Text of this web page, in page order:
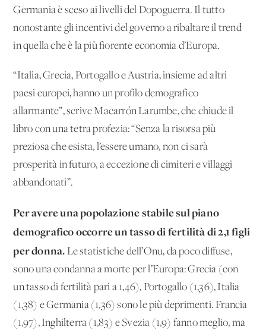
Germania è sceso ai livelli del Dopoguerra. Il tutto
nonostante gli incentivi del governo a ribaltare il trend
in quella che è la più fiorente economia d’Europa.
“Italia, Grecia, Portogallo e Austria, insieme ad altri
paesi europei, hanno un profilo demografico
allarmante”, scrive Macarrón Larumbe, che chiude il
libro con una tetra profezia: “Senza la risorsa più
preziosa che esista, l’essere umano, non ci sarà
prosperità in futuro, a eccezione di cimiteri e villaggi
abbandonati”.
Per avere una popolazione stabile sul piano
demografico occorre un tasso di fertilità di 2,1 figli
per donna. Le statistiche dell’Onu, da poco diffuse,
sono una condanna a morte per l’Europa: Grecia (con
un tasso di fertilità pari a 1,46), Portogallo (1,36), Italia
(1,38) e Germania (1,36) sono le più deprimenti. Francia
(1,97), Inghilterra (1,83) e Svezia (1,9) fanno meglio, ma